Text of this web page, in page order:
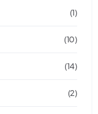
(1)
(10)
(14)
(2)